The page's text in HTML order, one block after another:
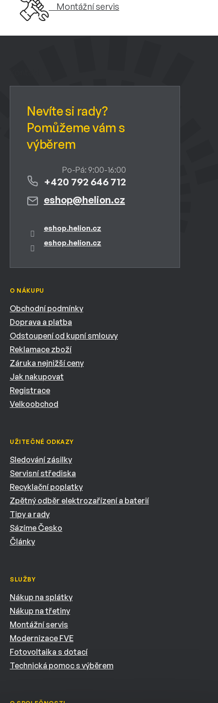
Montážní servis
eshop@helion.cz
+420 792 646 712
eshop.helion.cz
eshop.helion.cz
O NÁKUPU
Obchodní podmínky
Doprava a platba
Odstoupení od kupní smlouvy
Reklamace zboží
Záruka nejnižší ceny
Jak nakupovat
Registrace
Velkoobchod
UŽITEČNÉ ODKAZY
Sledování zásilky
Servisní střediska
Recyklační poplatky
Zpětný odběr elektrozařízení a baterií
Tipy a rady
Sázíme Česko
Články
SLUŽBY
Nákup na splátky
Nákup na třetiny
Montážní servis
Modernizace FVE
Fotovoltaika s dotací
Technická pomoc s výběrem